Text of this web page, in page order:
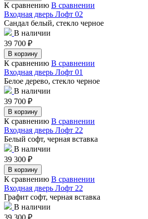
К сравнению В сравнении
Входная дверь Лофт 02
Сандал белый, стекло черное
В наличии
39 700 ₽
В корзину
К сравнению В сравнении
Входная дверь Лофт 01
Белое дерево, стекло черное
В наличии
39 700 ₽
В корзину
К сравнению В сравнении
Входная дверь Лофт 22
Белый софт, черная вставка
В наличии
39 300 ₽
В корзину
К сравнению В сравнении
Входная дверь Лофт 22
Графит софт, черная вставка
В наличии
39 300 ₽